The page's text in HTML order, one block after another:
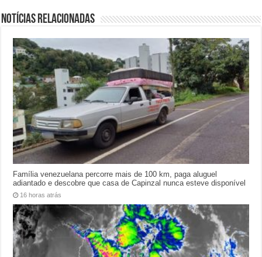
Notícias relacionadas
Família venezuelana percorre mais de 100 km, paga aluguel
adiantado e descobre que casa de Capinzal nunca esteve disponível
16 horas atrás